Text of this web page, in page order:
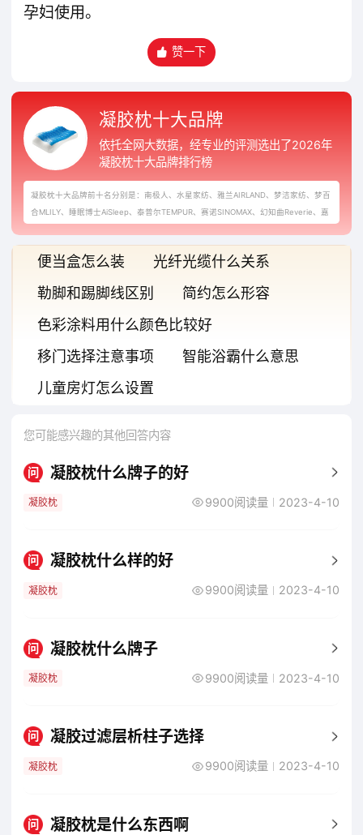
孕妇使用。
赞一下
凝胶枕十大品牌
依托全网大数据，经专业的评测选出了2026年
凝胶枕十大品牌排行榜
凝胶枕十大品牌前十名分别是：南极人、水星家纺、雅兰AIRLAND、梦洁家纺、梦百
合MLILY、睡眠博士AiSleep、泰普尔TEMPUR、赛诺SINOMAX、幻知曲Reverie、嘉
便当盒怎么装
光纤光缆什么关系
勒脚和踢脚线区别
简约怎么形容
色彩涂料用什么颜色比较好
移门选择注意事项
智能浴霸什么意思
儿童房灯怎么设置
您可能感兴趣的其他回答内容
问 凝胶枕什么牌子的好
凝胶枕 9900阅读量 2023-4-10
问 凝胶枕什么样的好
凝胶枕 9900阅读量 2023-4-10
问 凝胶枕什么牌子
凝胶枕 9900阅读量 2023-4-10
问 凝胶过滤层析柱子选择
凝胶枕 9900阅读量 2023-4-10
问 凝胶枕是什么东西啊